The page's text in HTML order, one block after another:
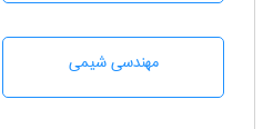
مهندسي شيمی